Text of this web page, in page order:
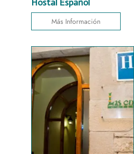
Hostal Español
Más Información